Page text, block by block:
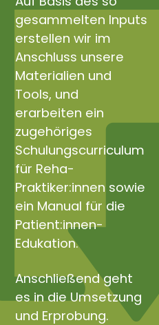
gesammelten Inputs
erstellen wir im
Anschluss unsere
Materialien und
Tools, und
erarbeiten ein
zugehöriges
Schulungscurriculum
für Reha-
Praktiker:innen sowie
ein Manual für die
Patient:innen-
Edukation.
Anschließend geht
es in die Umsetzung
und Erprobung.